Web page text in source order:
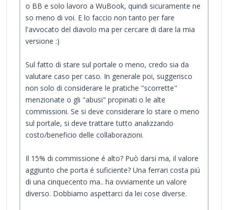
o BB e solo lavoro a WuBook, quindi sicuramente ne
so meno di voi. E lo faccio non tanto per fare
l'avvocato del diavolo ma per cercare di dare la mia
versione :)
Sul fatto di stare sul portale o meno, credo sia da
valutare caso per caso. In generale poi, suggerisco
non solo di considerare le pratiche "scorrette"
menzionate o gli "abusi" propinati o le alte
commissioni. Se si deve considerare lo stare o meno
sul portale, si deve trattare tutto analizzando
costo/beneficio delle collaborazioni.
Il 15% di commissione é alto? Può darsi ma, il valore
aggiunto che porta é suficiente? Una ferrari costa piú
di una cinquecento ma.. ha ovviamente un valore
diverso. Dobbiamo aspettarci da lei cose diverse.